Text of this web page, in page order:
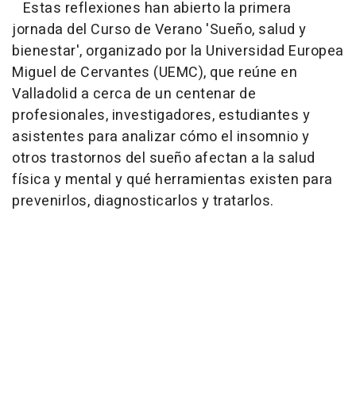
Estas reflexiones han abierto la primera
jornada del Curso de Verano 'Sueño, salud y
bienestar', organizado por la Universidad Europea
Miguel de Cervantes (UEMC), que reúne en
Valladolid a cerca de un centenar de
profesionales, investigadores, estudiantes y
asistentes para analizar cómo el insomnio y
otros trastornos del sueño afectan a la salud
física y mental y qué herramientas existen para
prevenirlos, diagnosticarlos y tratarlos.